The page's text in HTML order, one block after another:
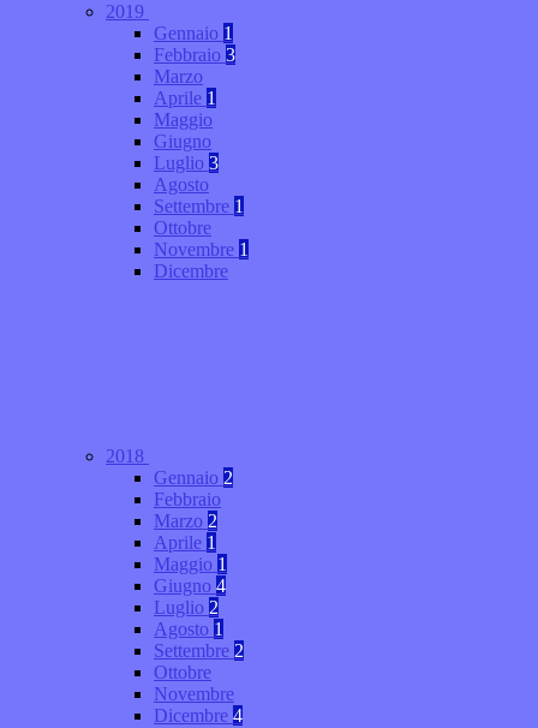
2019
Gennaio 1
Febbraio 3
Marzo
Aprile 1
Maggio
Giugno
Luglio 3
Agosto
Settembre 1
Ottobre
Novembre 1
Dicembre
2018
Gennaio 2
Febbraio
Marzo 2
Aprile 1
Maggio 1
Giugno 4
Luglio 2
Agosto 1
Settembre 2
Ottobre
Novembre
Dicembre 4